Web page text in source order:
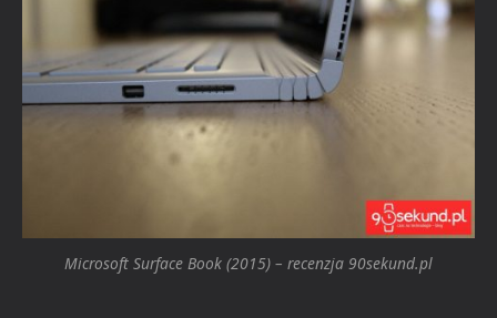
Microsoft Surface Book (2015) – recenzja 90sekund.pl